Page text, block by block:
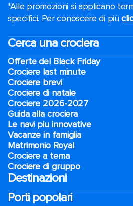
*Alle promozioni si applicano
specifici. Per conoscere di più
Cerca una crociera
Offerte del Black Friday
Crociere last minute
Crociere brevi​
Crociere di natale​
Crociere 2026-2027
Guida alla crociera
Le navi piu innovative
Vacanze in famiglia
Matrimonio Royal
Crociere a tema
Crociere di gruppo
Destinazioni
Porti popolari